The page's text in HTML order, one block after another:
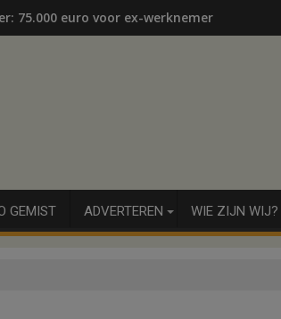
75.000 euro voor ex-werknemers
GEMIST ADVERTEREN WIE ZIJN WIJ?